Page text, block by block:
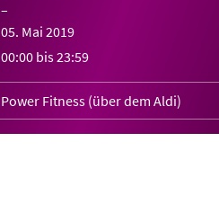
–
05. Mai 2019
00:00 bis23:59
Power Fitness (über dem Aldi)